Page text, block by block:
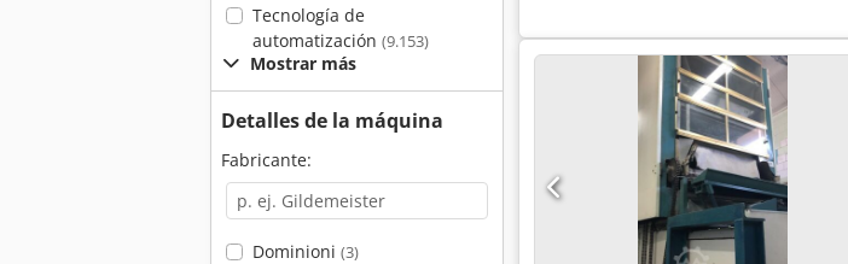
Tecnología de
automatización (9.153)
Mostrar más
Detalles de la máquina
Fabricante:
Dominioni (3)